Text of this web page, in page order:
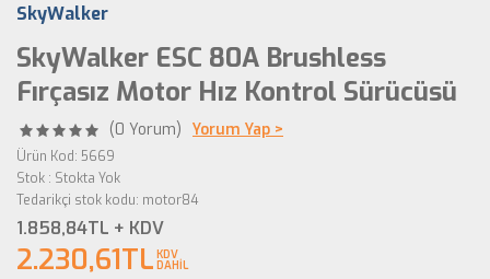
SkyWalker
SkyWalker ESC 80A Brushless
Fırçasız Motor Hız Kontrol Sürücüsü
(0 Yorum) Yorum Yap >
Ürün Kod: 5669
Stok : Stokta Yok
Tedarikçi stok kodu: motor84
1.858,84TL + KDV
2.230,61TL KDV
DAHİL